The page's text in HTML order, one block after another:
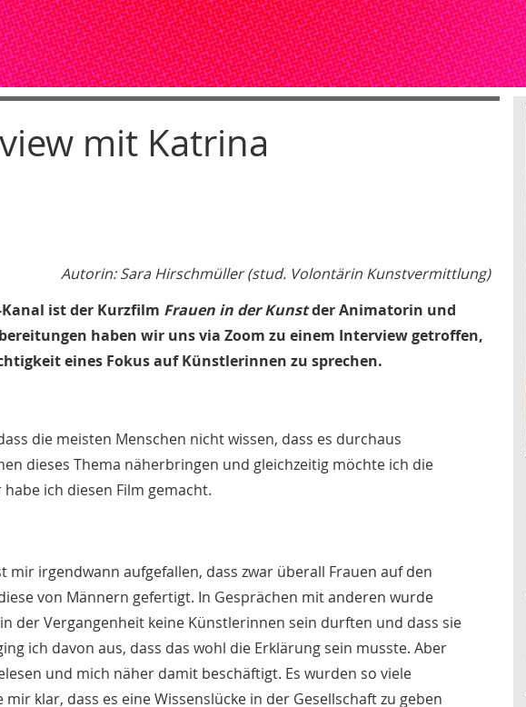
mit Katrina
Autorin: Sara Hirschmüller (stud. Volontärin Kunstvermittlung)
ist der Kurzfilm Frauen in der Kunstder Animatorin und
haben wir uns via Zoom zu einem Interview getroffen,
eines Fokus auf Künstlerinnen zu sprechen.
die meisten Menschen nicht wissen, dass es durchaus
dieses Thema näherbringen und gleichzeitig möchte ich die
ich diesen Film gemacht.
irgendwann aufgefallen, dass zwar überall Frauen auf den
von Männern gefertigt. In Gesprächen mit anderen wurde
der Vergangenheit keine Künstlerinnen sein durften und dass sie
ich davon aus, dass das wohl die Erklärung sein musste. Aber
und mich näher damit beschäftigt. Es wurden so viele
klar, dass es eine Wissenslücke in der Gesellschaft zu geben